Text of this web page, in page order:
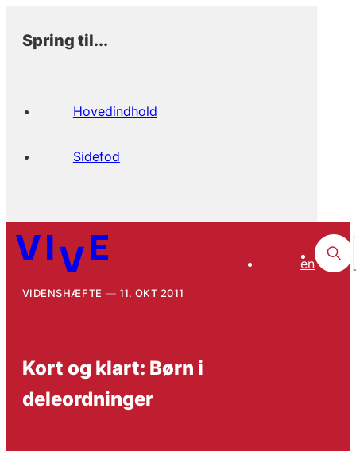
Spring til...
Hovedindhold
Sidefod
en
VIDENSHÆFTE 11. OKT 2011
Kort og klart: Børn i
deleordninger